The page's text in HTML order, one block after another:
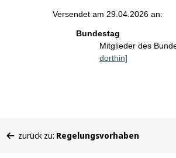
Versendet am 29.04.2026 an:
Bundestag
Mitglieder des
dorthin]
befinden
zurück zu: Regelungsvorhaben